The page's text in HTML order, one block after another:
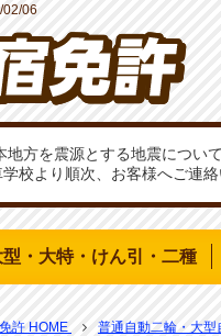
02/06
方を震源とする地震につい
校より順次、お客様へご連絡
型・大特・けん引・二種
許 HOME
普通自動二輪・大